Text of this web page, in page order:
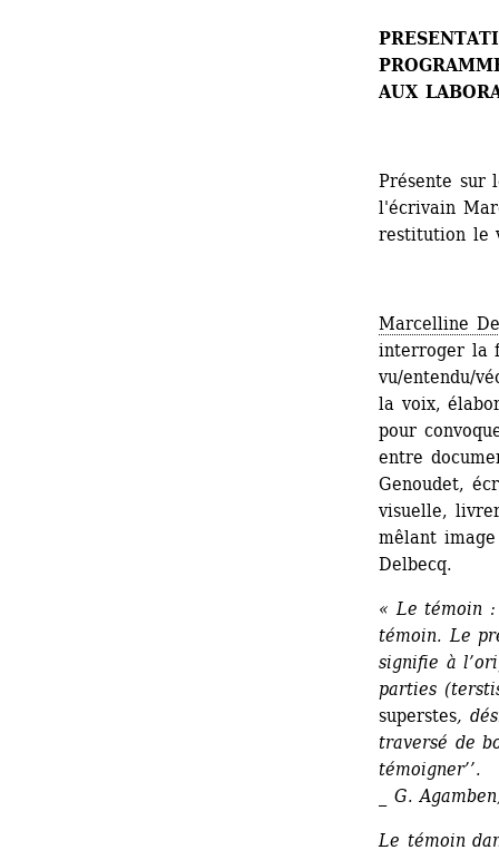
AUX
Présente sur
l'écrivain
restitution le
Marcelline
interroger la
vu/entendu/
la voix,
pour
entre
Genoudet,
visuelle,
mêlant
Delbecq.
« Le témoin :
témoin. Le
signifie à
parties
superstes,
traversé de
témoigner’’.
_ G.
Le témoin